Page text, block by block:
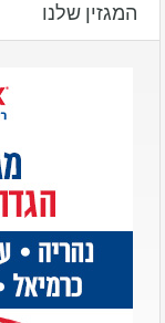
המגזין שלנו